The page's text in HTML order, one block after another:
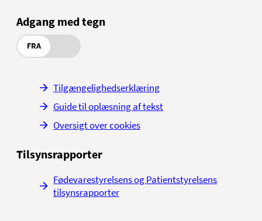
Adgang med tegn
FRA
Tilgængelighedserklæring
Guide til oplæsning af tekst
Oversigt over cookies
Tilsynsrapporter
Fødevarestyrelsens og Patientstyrelsens
tilsynsrapporter